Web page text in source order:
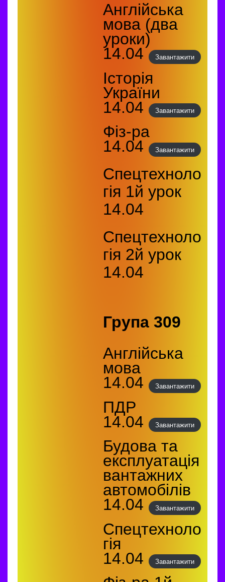
Англійська
мова (два
уроки)
14.04
Завантажити
Історія
України
14.04
Завантажити
Фіз-ра
14.04
Завантажити
Спецтехноло
гія 1й урок
14.04
Спецтехноло
гія 2й урок
14.04
Група 309
Англійська
мова
14.04
Завантажити
ПДР
14.04
Завантажити
Будова та
експлуатація
вантажних
автомобілів
14.04
Завантажити
Спецтехноло
гія
14.04
Завантажити